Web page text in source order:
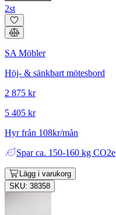
2st
SA Möbler
Höj- & sänkbart mötesbord
2 875 kr
5 405 kr
Hyr från 108kr/mån
Spar ca. 150-160 kg CO2e
Lägg i varukorg
SKU: 38358